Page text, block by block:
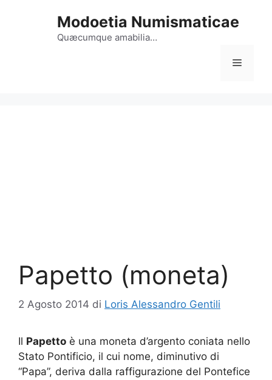
Modoetia Numismaticae
Quæcumque amabilia…
Menu
Papetto (moneta)
2 Agosto 2014 di Loris Alessandro Gentili
Il Papetto è una moneta d’argento coniata nello
Stato Pontificio, il cui nome, diminutivo di
“Papa”, deriva dalla raffigurazione del Pontefice